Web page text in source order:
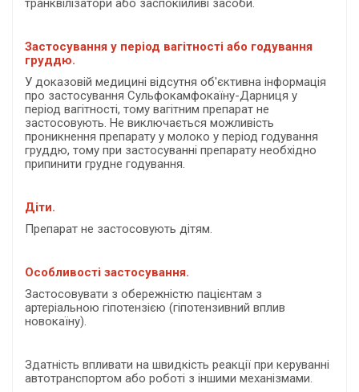
транквілізатори або заспокійливі засоби.
Застосування у період вагітності або годування
груддю.
У доказовій медицині відсутня об'єктивна інформація
про застосування Сульфокамфокаїну-Дарниця у
період вагітності, тому вагітним препарат не
застосовують. Не виключається можливість
проникнення препарату у молоко у період годування
груддю, тому при застосуванні препарату необхідно
припинити грудне годування.
Діти.
Препарат не застосовують дітям.
Особливості застосування.
Застосовувати з обережністю пацієнтам з
артеріальною гіпотензією (гіпотензивний вплив
новокаїну).
Здатність впливати на швидкість реакції при керуванні
автотранспортом або роботі з іншими механізмами.